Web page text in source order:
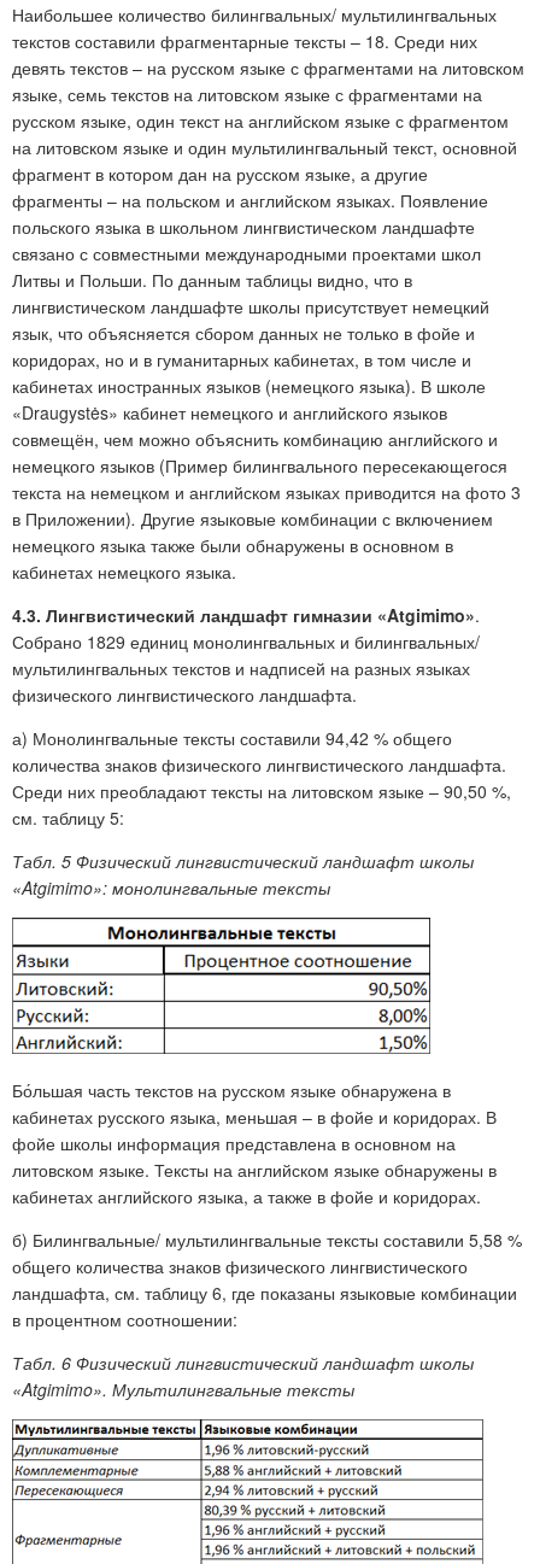
Наибольшее количество билингвальных/ мультилингвальных
текстов составили фрагментарные тексты – 18. Среди них
девять текстов – на русском языке с фрагментами на литовском
языке, семь текстов на литовском языке с фрагментами на
русском языке, один текст на английском языке с фрагментом
на литовском языке и один мультилингвальный текст, основной
фрагмент в котором дан на русском языке, а другие
фрагменты – на польском и английском языках. Появление
польского языка в школьном лингвистическом ландшафте
связано с совместными международными проектами школ
Литвы и Польши. По данным таблицы видно, что в
лингвистическом ландшафте школы присутствует немецкий
язык, что объясняется сбором данных не только в фойе и
коридорах, но и в гуманитарных кабинетах, в том числе и
кабинетах иностранных языков (немецкого языка). В школе
«Draugystės» кабинет немецкого и английского языков
совмещён, чем можно объяснить комбинацию английского и
немецкого языков (Пример билингвального пересекающегося
текста на немецком и английском языках приводится на фото 3
в Приложении). Другие языковые комбинации с включением
немецкого языка также были обнаружены в основном в
кабинетах немецкого языка.
4.3. Лингвистический ландшафт гимназии «Atgimimo».
Собрано 1829 единиц монолингвальных и билингвальных/
мультилингвальных текстов и надписей на разных языках
физического лингвистического ландшафта.
а) Монолингвальные тексты составили 94,42 % общего
количества знаков физического лингвистического ландшафта.
Среди них преобладают тексты на литовском языке – 90,50 %,
см. таблицу 5:
Табл. 5 Физический лингвистический ландшафт школы
«Atgimimo»: монолингвальные тексты
Бо́льшая часть текстов на русском языке обнаружена в
кабинетах русского языка, меньшая – в фойе и коридорах. В
фойе школы информация представлена в основном на
литовском языке. Тексты на английском языке обнаружены в
кабинетах английского языка, а также в фойе и коридорах.
б) Билингвальные/ мультилингвальные тексты составили 5,58 %
общего количества знаков физического лингвистического
ландшафта, см. таблицу 6, где показаны языковые комбинации
в процентном соотношении:
Табл. 6 Физический лингвистический ландшафт школы
«Atgimimo». Мультилингвальные тексты